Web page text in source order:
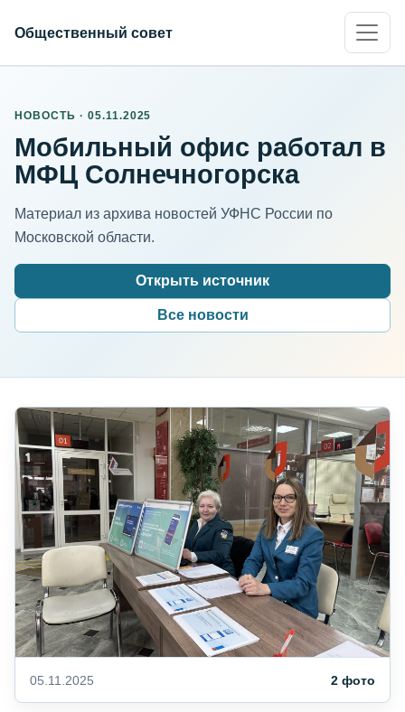
Общественный совет
НОВОСТЬ · 05.11.2025
Мобильный офис работал в
МФЦ Солнечногорска
Материал из архива новостей УФНС России по
Московской области.
Открыть источник
Все новости
05.11.2025 2 фото